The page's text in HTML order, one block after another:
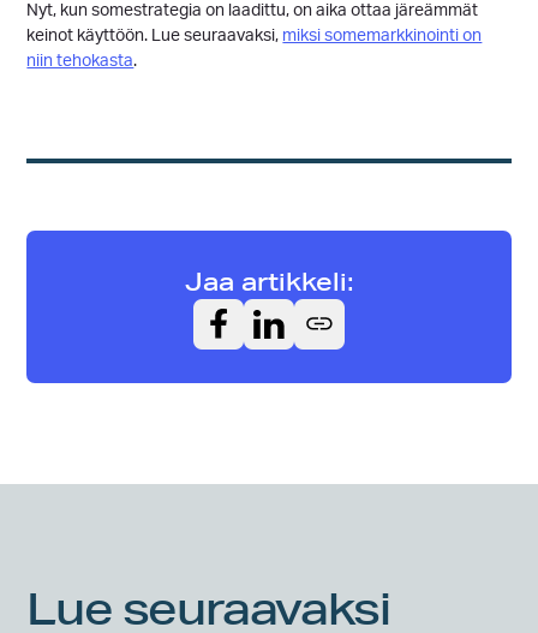
Nyt, kun somestrategia on laadittu, on aika ottaa järeämmät
keinot käyttöön. Lue seuraavaksi, miksi somemarkkinointi on
niin tehokasta.
Jaa artikkeli:
Lue seuraavaksi